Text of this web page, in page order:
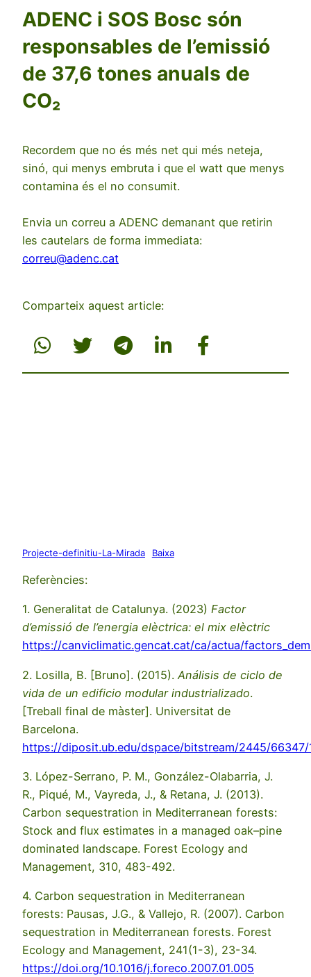
ADENC i SOS Bosc són
responsables de l’emissió
de 37,6 tones anuals de
CO₂
Recordem que no és més net qui més neteja,
sinó, qui menys embruta i que el watt que menys
contamina és el no consumit.
Envia un correu a ADENC demanant que retirin
les cautelars de forma immediata:
correu@adenc.cat
Comparteix aquest article:
Projecte-definitiu-La-Mirada Baixa
Referències:
1. Generalitat de Catalunya. (2023) Factor
d’emissió de l’energia elèctrica: el mix elèctric
https://canviclimatic.gencat.cat/ca/actua/
2. Losilla, B. [Bruno]. (2015). Análisis de ciclo de
vida de un edificio modular industrializado.
[Treball final de màster]. Universitat de
Barcelona.
https://diposit.ub.edu/dspace/bitstream/2445/66347/
3. López-Serrano, P. M., González-Olabarria, J.
R., Piqué, M., Vayreda, J., & Retana, J. (2013).
Carbon sequestration in Mediterranean forests:
Stock and flux estimates in a managed oak–pine
dominated landscape. Forest Ecology and
Management, 310, 483-492.
4. Carbon sequestration in Mediterranean
forests: Pausas, J.G., & Vallejo, R. (2007). Carbon
sequestration in Mediterranean forests. Forest
Ecology and Management, 241(1-3), 23-34.
https://doi.org/10.1016/j.foreco.2007.01.005